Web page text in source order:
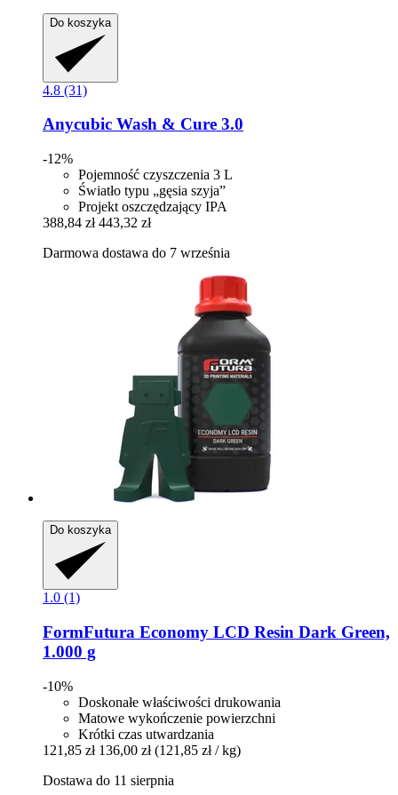
Do koszyka
4.8 (31)
Anycubic Wash & Cure 3.0
-12%
Pojemność czyszczenia 3 L
Światło typu „gęsia szyja”
Projekt oszczędzający IPA
388,84 zł 443,32 zł
Darmowa dostawa do 7 września
Do koszyka
1.0 (1)
FormFutura Economy LCD Resin Dark Green,
1.000 g
-10%
Doskonałe właściwości drukowania
Matowe wykończenie powierzchni
Krótki czas utwardzania
121,85 zł 136,00 zł (121,85 zł / kg)
Dostawa do 11 sierpnia